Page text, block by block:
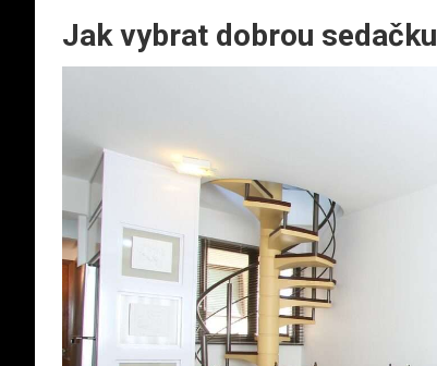
Jak vybrat dobrou sedačku